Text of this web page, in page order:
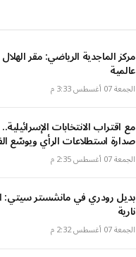
مركز الماجدية الرياضي: مقر
عالمية
الجمعة 07 أغسطس 3:33 م
مع اقتراب الانتخابات
صدارة استطلاعات الرأي ويوسّع
الجمعة 07 أغسطس 2:35 م
بديل رودري في مانشستر سيتي:
نارية
الجمعة 07 أغسطس 2:32 م